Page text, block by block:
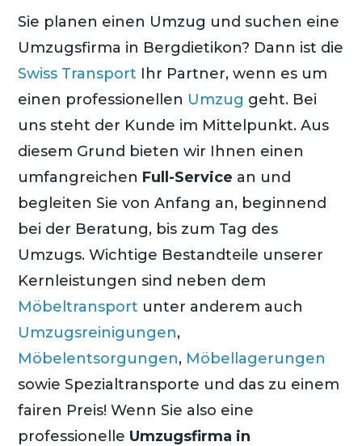
Sie planen einen Umzug und suchen eine
Umzugsfirma in Bergdietikon? Dann ist die
Swiss Transport Ihr Partner, wenn es um
einen professionellen Umzug geht. Bei
uns steht der Kunde im Mittelpunkt. Aus
diesem Grund bieten wir Ihnen einen
umfangreichen Full-Service an und
begleiten Sie von Anfang an, beginnend
bei der Beratung, bis zum Tag des
Umzugs. Wichtige Bestandteile unserer
Kernleistungen sind neben dem
Möbeltransport unter anderem auch
Umzugsreinigungen,
Möbelentsorgungen, Möbellagerungen
sowie Spezialtransporte und das zu einem
fairen Preis! Wenn Sie also eine
professionelle Umzugsfirma in